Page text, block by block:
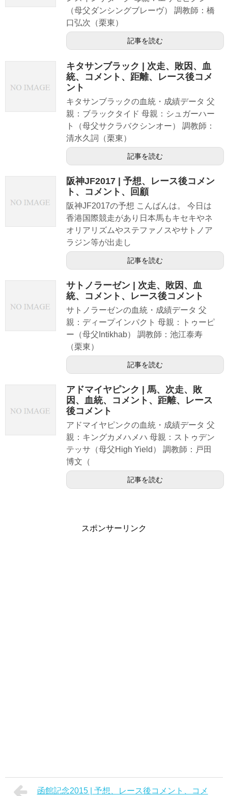
（母父ダンシングブレーヴ） 調教師：橋
口弘次（栗東）
記事を読む
キタサンブラック | 次走、敗因、血
統、コメント、距離、レース後コメ
ント
キタサンブラックの血統・成績データ 父
親：ブラックタイド 母親：シュガーハー
ト（母父サクラバクシンオー） 調教師：
清水久詞（栗東）
記事を読む
阪神JF2017 | 予想、レース後コメン
ト、コメント、回顧
阪神JF2017の予想 こんばんは。 今日は
香港国際競走があり日本馬もキセキやネ
オリアリズムやステファノスやサトノア
ラジン等が出走し
記事を読む
サトノラーゼン | 次走、敗因、血
統、コメント、レース後コメント
サトノラーゼンの血統・成績データ 父
親：ディープインパクト 母親：トゥーピ
ー（母父Intikhab） 調教師：池江泰寿
（栗東）
記事を読む
アドマイヤピンク | 馬、次走、敗
因、血統、コメント、距離、レース
後コメント
アドマイヤピンクの血統・成績データ 父
親：キングカメハメハ 母親：ストゥデン
テッサ（母父High Yield） 調教師：戸田
博文（
記事を読む
スポンサーリンク
函館記念2015 | 予想、レース後コメント、コメ